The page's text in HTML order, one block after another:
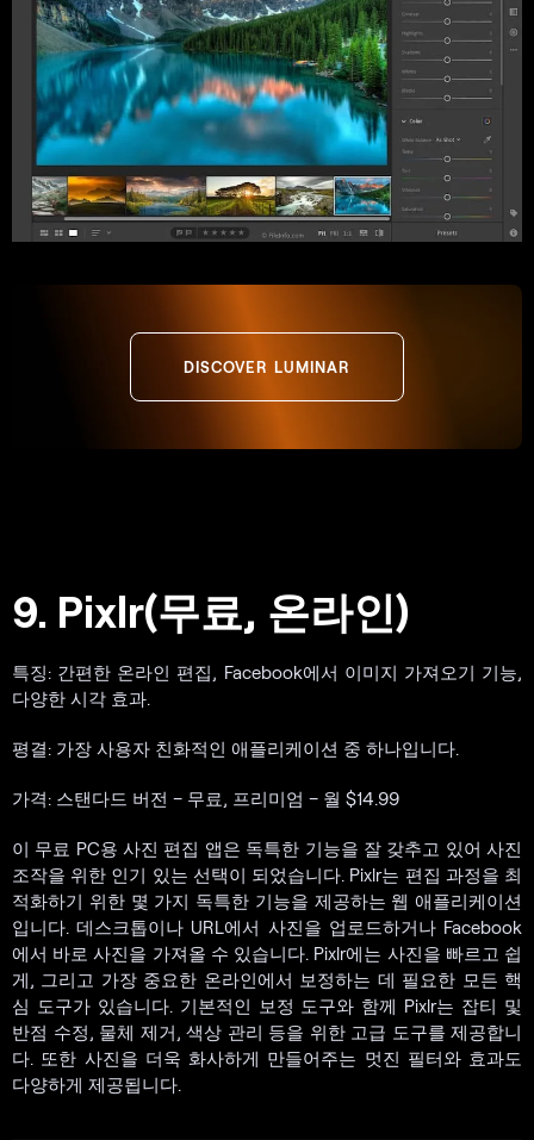
DISCOVER LUMINAR
9. Pixlr(무료, 온라인)
특징: 간편한 온라인 편집, Facebook에서 이미지 가져오기 기능,
다양한 시각 효과.
평결: 가장 사용자 친화적인 애플리케이션 중 하나입니다.
가격: 스탠다드 버전 – 무료, 프리미엄 – 월 $14.99
이 무료 PC용 사진 편집 앱은 독특한 기능을 잘 갖추고 있어 사진
조작을 위한 인기 있는 선택이 되었습니다. Pixlr는 편집 과정을 최
적화하기 위한 몇 가지 독특한 기능을 제공하는 웹 애플리케이션
입니다. 데스크톱이나 URL에서 사진을 업로드하거나 Facebook
에서 바로 사진을 가져올 수 있습니다. Pixlr에는 사진을 빠르고 쉽
게, 그리고 가장 중요한 온라인에서 보정하는 데 필요한 모든 핵
심 도구가 있습니다. 기본적인 보정 도구와 함께 Pixlr는 잡티 및
반점 수정, 물체 제거, 색상 관리 등을 위한 고급 도구를 제공합니
다. 또한 사진을 더욱 화사하게 만들어주는 멋진 필터와 효과도
다양하게 제공됩니다.